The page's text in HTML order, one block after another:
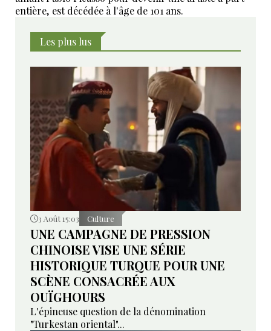
entière, est décédée à l'âge de 101 ans.
Les plus lus
3 Août 15:03 Culture
UNE CAMPAGNE DE PRESSION
CHINOISE VISE UNE SÉRIE
HISTORIQUE TURQUE POUR UNE
SCÈNE CONSACRÉE AUX
OUÏGHOURS
L'épineuse question de la dénomination
"Turkestan oriental"...